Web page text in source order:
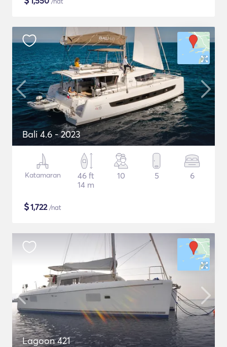
Bali 4.6 - 2023
Katamaran
46 ft
14 m
10 5 6
$1,722/nat
Lagoon 421